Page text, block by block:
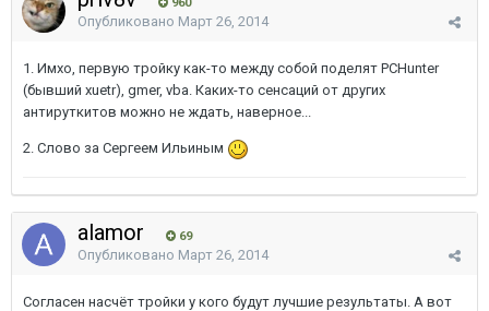
Опубликовано Март 26, 2014
1. Имхо, первую тройку как-то между собой поделят PCHunter
(бывший xuetr), gmer, vba. Каких-то сенсаций от других
антируткитов можно не ждать, наверное...
2. Слово за Сергеем Ильиным
alamor 69
Опубликовано Март 26, 2014
Согласен насчёт тройки у кого будут лучшие результаты. А вот